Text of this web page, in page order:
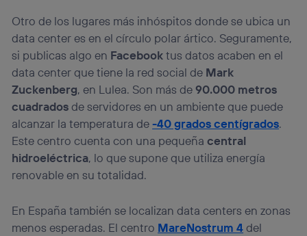
Otro de los lugares más inhóspitos donde se ubica un
data center es en el círculo polar ártico. Seguramente,
si publicas algo en Facebooktus datos acaben en el
data center que tiene la red social de Mark
Zuckenberg, en Lulea. Son más de90.000 metros
cuadradosde servidores en un ambiente que puede
alcanzar la temperatura de-40 grados centígrados.
Este centro cuenta con una pequeñacentral
hidroeléctrica, lo que supone que utiliza energía
renovable en su totalidad.
En España también se localizan data centers en zonas
menos esperadas. El centro MareNostrum 4del